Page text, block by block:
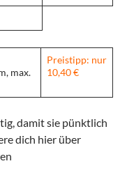
max.
Preistipp: nur
10,40 €
damit sie pünktlich
dich hier über